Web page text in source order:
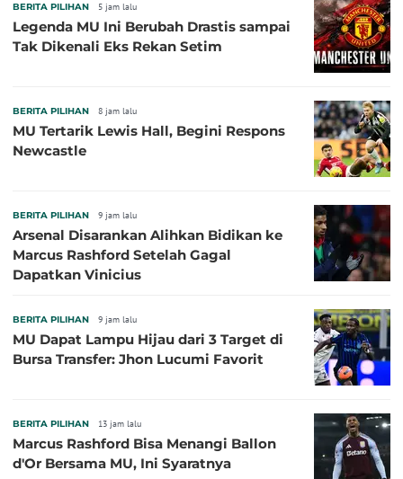
BERITA PILIHAN 5 jam lalu
Legenda MU Ini Berubah Drastis sampai
Tak Dikenali Eks Rekan Setim
BERITA PILIHAN 8 jam lalu
MU Tertarik Lewis Hall, Begini Respons
Newcastle
BERITA PILIHAN 9 jam lalu
Arsenal Disarankan Alihkan Bidikan ke
Marcus Rashford Setelah Gagal
Dapatkan Vinicius
BERITA PILIHAN 9 jam lalu
MU Dapat Lampu Hijau dari 3 Target di
Bursa Transfer: Jhon Lucumi Favorit
BERITA PILIHAN 13 jam lalu
Marcus Rashford Bisa Menangi Ballon
d'Or Bersama MU, Ini Syaratnya